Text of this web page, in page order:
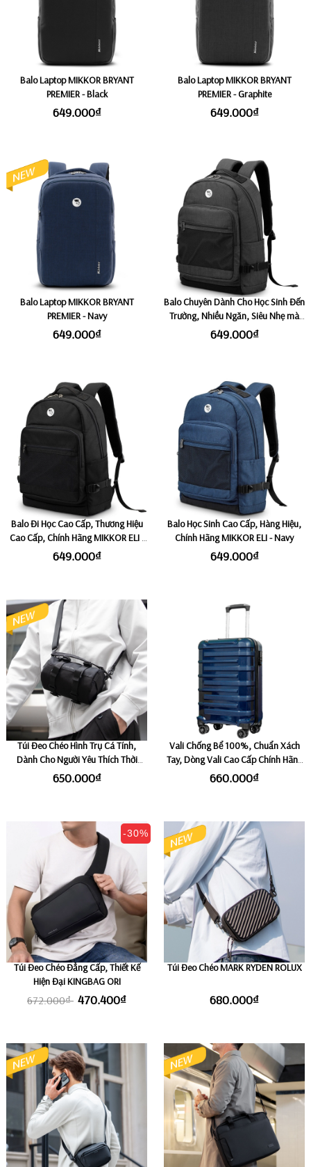
Balo Laptop MIKKOR BRYANT
PREMIER - Black
649.000₫
Balo Laptop MIKKOR BRYANT
PREMIER - Graphite
649.000₫
Balo Laptop MIKKOR BRYANT
PREMIER - Navy
649.000₫
Balo Chuyên Dành Cho Học Sinh Đến
Trường, Nhiều Ngăn, Siêu Nhẹ mà
Rộng Rãi, Phù Hợp Mang Đi Học
649.000₫
Balo Đi Học Cao Cấp, Thương Hiệu
Cao Cấp, Chính Hãng MIKKOR ELI -
Black
649.000₫
Balo Học Sinh Cao Cấp, Hàng Hiệu,
Chính Hãng MIKKOR ELI - Navy
649.000₫
Túi Đeo Chéo Hình Trụ Cá Tính,
Dành Cho Người Yêu Thích Thời
Trang Độc Đáo, Khóa YKK Siêu Bền,
650.000₫
Vali Chống Bể 100%, Chuẩn Xách
Tay, Dòng Vali Cao Cấp Chính Hãng
HP TRAVELKING PP680 - Navy
660.000₫
-30%
Túi Đeo Chéo Đẳng Cấp, Thiết Kế
Hiện Đại KINGBAG ORI
672.000₫ 470.400₫
Túi Đeo Chéo MARK RYDEN ROLUX
680.000₫